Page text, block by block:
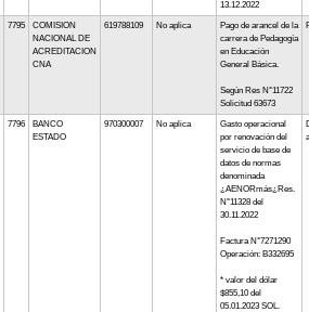
13.12.2022
7795
COMISION
NACIONAL DE
ACREDITACION
CNA
619788109 No aplica
Pago de arancel de la
carrera de Pedagogía
en Educación
General Básica.
Según Res N°11722
Solicitud 63673
7796
BANCO
ESTADO
970300007 No aplica
Gasto operacional
por renovación del
servicio de base de
datos de normas
denominada
¿AENORmás¿Res.
N°11328 del
30.11.2022
Factura N°7271290
Operación: B332695
* valor del dólar
$855,10 del
05.01.2023 SOL.